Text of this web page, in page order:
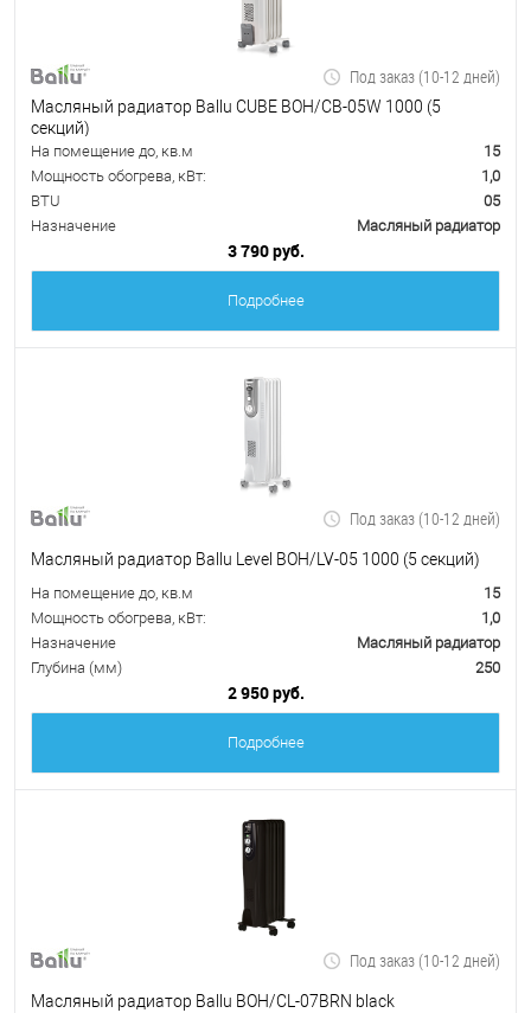
Под заказ (10-12 дней)
Масляный радиатор Ballu CUBE BOH/CB-05W 1000 (5
секций)
На помещение до, кв.м
15
Мощность обогрева, кВт:
1,0
BTU
05
Назначение
Масляный радиатор
3 790 руб.
Подробнее
Под заказ (10-12 дней)
Масляный радиатор Ballu Level BOH/LV-05 1000 (5 секций)
На помещение до, кв.м
15
Мощность обогрева, кВт:
1,0
Назначение
Масляный радиатор
Глубина (мм)
250
2 950 руб.
Подробнее
Под заказ (10-12 дней)
Масляный радиатор Ballu BOH/CL-07BRN black